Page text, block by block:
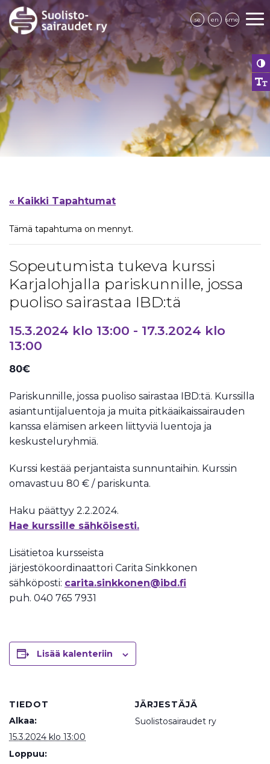
se en sme
« Kaikki Tapahtumat
Tämä tapahtuma on mennyt.
Sopeutumista tukeva kurssi
Karjalohjalla pariskunnille, jossa
puoliso sairastaa IBD:tä
15.3.2024 klo 13:00 - 17.3.2024 klo
13:00
80€
Pariskunnille, jossa puoliso sairastaa IBD:tä. Kurssilla
asiantuntijaluentoja ja muita pitkäaikaissairauden
kanssa elämisen arkeen liittyviä luentoja ja
keskusteluryhmiä.
Kurssi kestää perjantaista sunnuntaihin. Kurssin
omavastuu 80 € / pariskunta.
Haku päättyy 2.2.2024.
Hae kurssille sähköisesti.
Lisätietoa kursseista
järjestökoordinaattori Carita Sinkkonen
sähköposti: carita.sinkkonen@ibd.fi
puh. 040 765 7931
Lisää kalenteriin
TIEDOT
Alkaa:
15.3.2024 klo 13:00
Loppuu:
JÄRJESTÄJÄ
Suolistosairaudet ry